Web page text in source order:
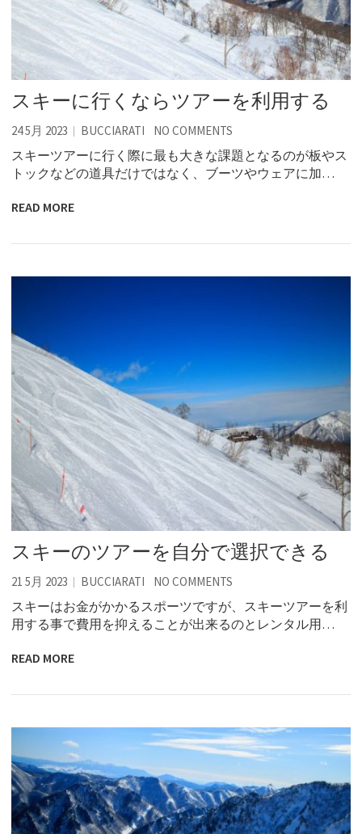
スキーに行くならツアーを利用する
24 5月 2023 BUCCIARATI NO COMMENTS
スキーツアーに行く際に最も大きな課題となるのが板やス
トックなどの道具だけではなく、ブーツやウェアに加…
READ MORE
スキーのツアーを自分で選択できる
21 5月 2023 BUCCIARATI NO COMMENTS
スキーはお金がかかるスポーツですが、スキーツアーを利
用する事で費用を抑えることが出来るのとレンタル用…
READ MORE